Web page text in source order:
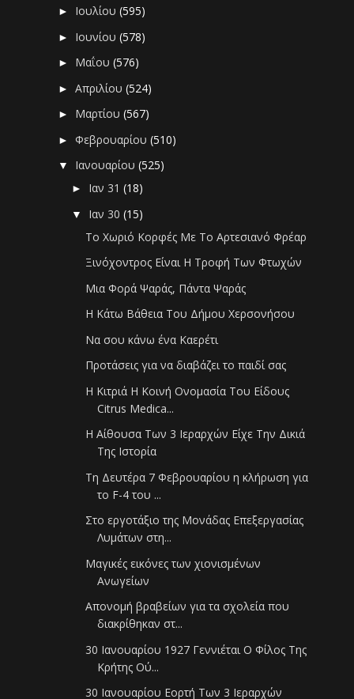
► Ιουλίου(595)
► Ιουνίου(578)
► Μαΐου(576)
►Απριλίου(524)
► Μαρτίου(567)
►Φεβρουαρίου(510)
▼ Ιανουαρίου(525)
► Ιαν 31(18)
▼ Ιαν 30(15)
Το Χωριό Κορφές Με Το Αρτεσιανό Φρέαρ
Ξινόχοντρος Είναι Η Τροφή Των Φτωχών
Μια Φορά Ψαράς, Πάντα Ψαράς
Η Κάτω Βάθεια Του Δήμου Χερσονήσου
Να σου κάνω ένα Καερέτι
Προτάσεις για να διαβάζει το παιδί σας
Η Κιτριά Η Κοινή Ονομασία Του Είδους
Citrus Medica...
Η Αίθουσα Των 3 Ιεραρχών Είχε Την Δικιά
Της Ιστορία
Τη Δευτέρα 7 Φεβρουαρίου η κλήρωση για
το F-4 του ...
Στο εργοτάξιο της Μονάδας Επεξεργασίας
Λυμάτων στη...
Μαγικές εικόνες των χιονισμένων
Ανωγείων
Απονομή βραβείων για τα σχολεία που
διακρίθηκαν στ...
30 Ιανουαρίου 1927 Γεννιέται Ο Φίλος Της
Κρήτης Ού...
30 Ιανουαρίου Εορτή Των 3 Ιεραρχών